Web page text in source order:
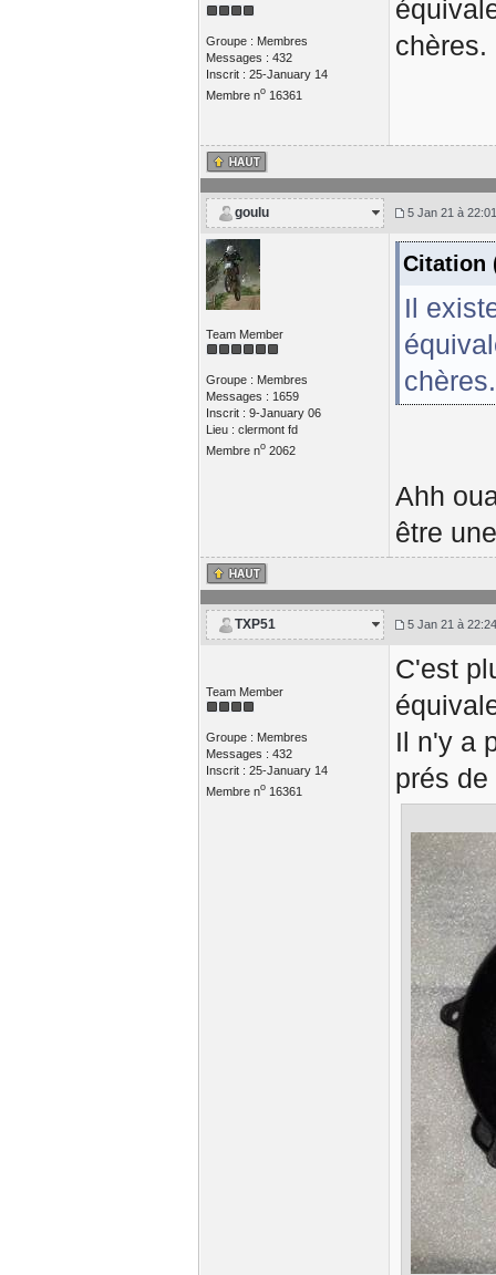
Groupe : Membres
Messages : 432
Inscrit : 25-January 14
Membre no16361
chères.
goulu 5 Jan 21 à 22:01
Team Member
Groupe : Membres
Messages : 1659
Inscrit : 9-January 06
Lieu : clermont fd
Membre no2062
Citation
Il
chères.
Ahh
être
TXP51 5 Jan 21 à 22:24
Team Member
Groupe : Membres
Messages : 432
Inscrit : 25-January 14
Membre no16361
C'est
Il n'y a
prés